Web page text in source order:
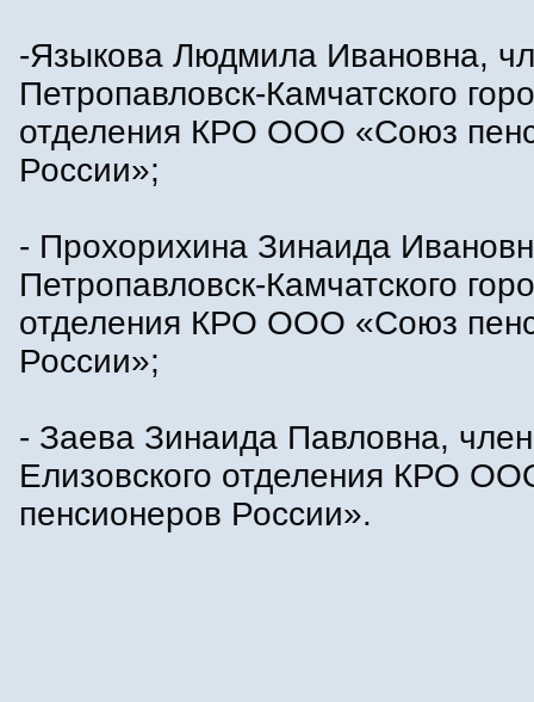
-Языкова Людмила Ивановна,
Петропавловск-Камчатского
отделения КРО ООО «Союз
России»;
- Прохорихина Зинаида
Петропавловск-Камчатского
отделения КРО ООО «Союз
России»;
- Заева Зинаида Павловна, член
Елизовского отделения КРО
пенсионеров России».